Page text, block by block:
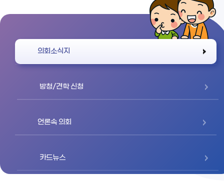
의회소식지
방청/견학 신청
언론속 의회
카드뉴스